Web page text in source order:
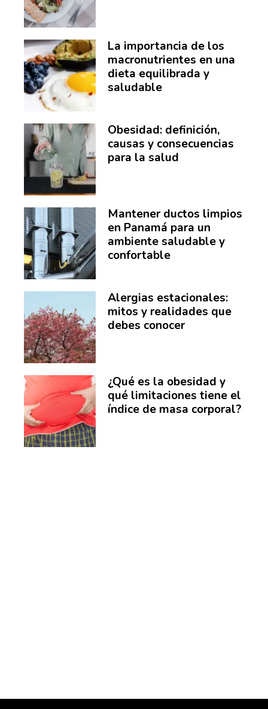
La importancia de los
macronutrientes en una
dieta equilibrada y
saludable
Obesidad: definición,
causas y consecuencias
para la salud
Mantener ductos limpios
en Panamá para un
ambiente saludable y
confortable
Alergias estacionales:
mitos y realidades que
debes conocer
¿Qué es la obesidad y
qué limitaciones tiene el
índice de masa corporal?